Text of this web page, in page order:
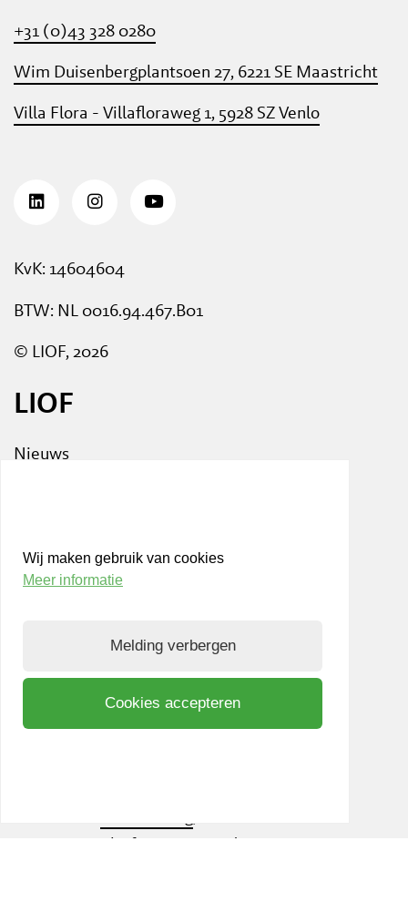
Wij maken gebruik van cookies
Meer informatie
Melding verbergen
Cookies accepteren
+31 (0)43 328 0280
Wim Duisenbergplantsoen 27, 6221 SE Maastricht
Villa Flora - Villafloraweg 1, 5928 SZ Venlo
KvK: 14604604
BTW: NL 0016.94.467.B01
© LIOF, 2026
LIOF
Nieuws
Team
Privacy- en Cookiepolicy
Know Your Customer
community platform waar ondernemers,